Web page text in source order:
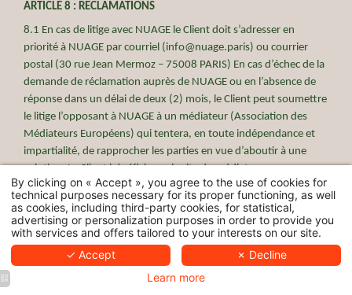
ARTICLE 8 : RECLAMATIONS
8.1 En cas de litige avec NUAGE le Client doit s’adresser en
priorité à NUAGE par courriel (info@nuage.paris) ou courrier
postal (30 rue Jean Mermoz – 75008 PARIS) En cas d’échec de la
demande de réclamation auprès de NUAGE ou en l’absence de
réponse dans un délai de deux (2) mois, le Client peut soumettre
le litige l’opposant à NUAGE à un médiateur (Association des
Médiateurs Européens) qui tentera, en toute indépendance et
impartialité, de rapprocher les parties en vue d’aboutir à une
solution. Le Client bénéficie sur le site du médiateur
www.mediationconso-ame.com) d’un formulaire de réclamation
afin de présenter sa demande de médiation. Le Client et NUAGE
restent libres d’accepter ou de refuser le recours au règlement
d’un litige par la voie de la médiation ainsi que d’accepter ou de
refuser la solution proposée par le médiateur. À défaut d’accord
amiable, le tribunal compétent pour résoudre le conflit est celui
By clicking on « Accept », you agree to the use of cookies for
technical purposes necessary for its proper functioning, as well
as cookies, including third-party cookies, for statistical,
advertising or personalization purposes in order to provide you
with services and offers tailored to your interests on our site.
✓ Accept
✗ Decline
Learn more